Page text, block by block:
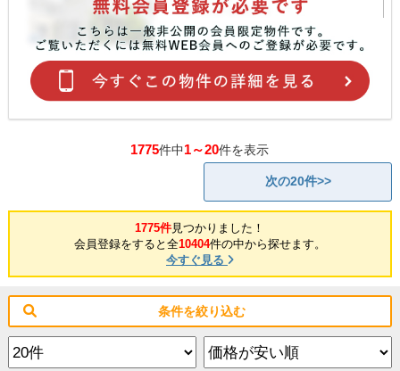
1775件中1～20件を表示
次の20件>>
1775件見つかりました！
会員登録をすると全10404件の中から探せます。
今すぐ見る
条件を絞り込む